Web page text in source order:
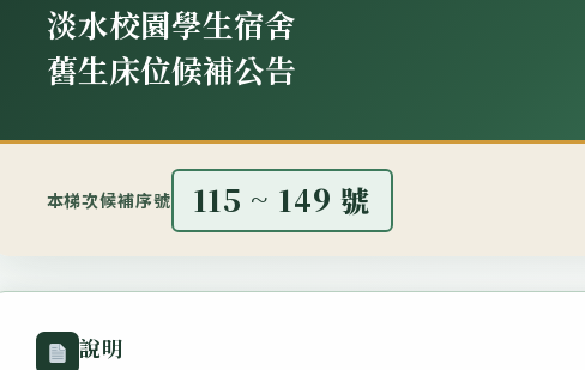
淡水校園學生宿舍
舊生床位候補公告
本梯次候補序號 115 ~ 149 號
說明